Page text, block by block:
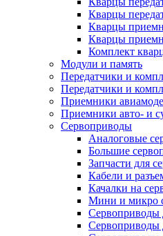
Кварцы
Кварцы
Кварцы
Комплект
Модули и память
Передатчики и
Передатчики и
Приемники
Приемники авто- и
Сервоприводы
Аналоговые
Большие
Запчасти для
Кабели и
Качалки на
Мини и микро
Сервоприводы
Сервоприводы